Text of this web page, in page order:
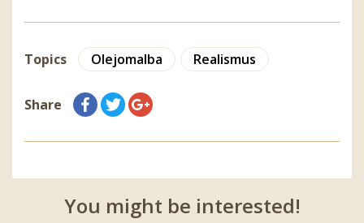
Topics Olejomalba Realismus
Share
You might be interested!